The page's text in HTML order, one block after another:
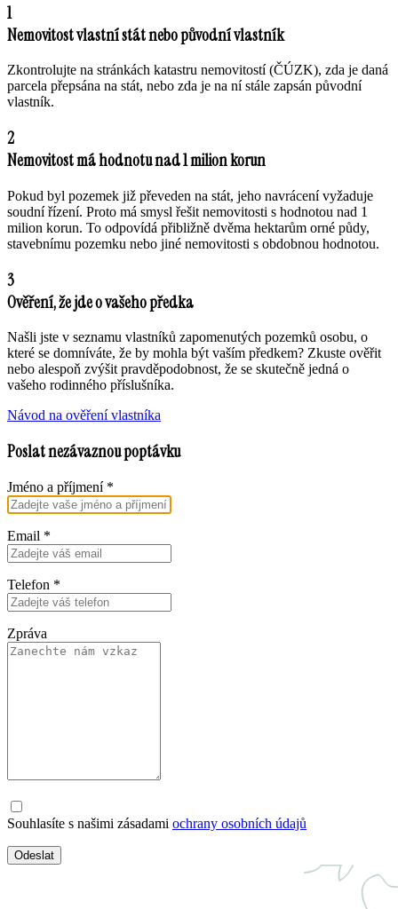
1
Nemovitost vlastní stát nebo původní vlastník
Zkontrolujte na stránkách katastru nemovitostí (ČÚZK), zda je daná
parcela přepsána na stát, nebo zda je na ní stále zapsán původní
vlastník.
2
Nemovitost má hodnotu nad 1 milion korun
Pokud byl pozemek již převeden na stát, jeho navrácení vyžaduje
soudní řízení. Proto má smysl řešit nemovitosti s hodnotou nad 1
milion korun. To odpovídá přibližně dvěma hektarům orné půdy,
stavebnímu pozemku nebo jiné nemovitosti s obdobnou hodnotou.
3
Ověření, že jde o vašeho předka
Našli jste v seznamu vlastníků zapomenutých pozemků osobu, o
které se domníváte, že by mohla být vaším předkem? Zkuste ověřit
nebo alespoň zvýšit pravděpodobnost, že se skutečně jedná o
vašeho rodinného příslušníka.
Návod na ověření vlastníka
Poslat nezávaznou poptávku
Jméno a příjmení *
Email *
Telefon *
Zpráva
Souhlasíte s našimi zásadami ochrany osobních údajů
Odeslat